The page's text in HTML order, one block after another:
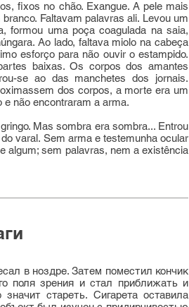
fixos no chão. Exangue. A pele mais
Faltavam palavras ali. Levou um
formou uma poça coagulada na saia,
Ao lado, faltava miolo na cabeça
esforço para não ouvir o estampido.
baixas. Os corpos dos amantes
se ao das manchetes dos jornais.
dos corpos, a morte era um
não encontraram a arma.
Mas sombra era sombra... Entrou
varal. Sem arma e testemunha ocular
algum; sem palavras, nem a existência
в ноздре. Затем поместил кончик
поля зрения и стал приближать и
стареть. Сигарета оставила